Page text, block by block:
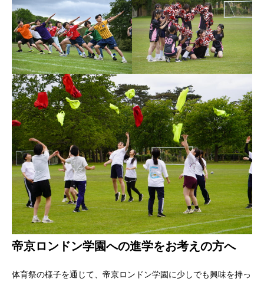
帝京ロンドン学園への進学をお考えの方へ
体育祭の様子を通じて、帝京ロンドン学園に少しでも興味を持っ